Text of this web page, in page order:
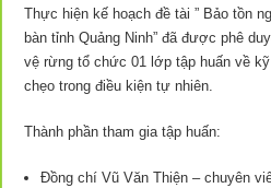
Thực hiện kế hoạch đề tài ” Bảo tồn
bàn tỉnh Quảng Ninh” đã được phê
vệ rừng tổ chức 01 lớp tập huấn về
chẹo trong điều kiện tự nhiên.
Thành phần tham gia tập huấn:
Đồng chí Vũ Văn Thiện – chuyên